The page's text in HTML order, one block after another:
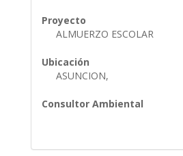
Proyecto
ALMUERZO ESCOLAR
Ubicación
ASUNCION,
Consultor Ambiental